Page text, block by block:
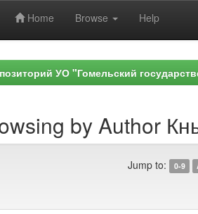
Home Browse Help
УО "Гомельский
by Author
Jump to: 0-9